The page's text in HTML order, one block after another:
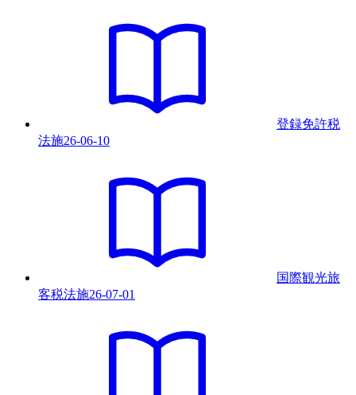
登録免許税
法施26-06-10
国際観光旅
客税法施26-07-01